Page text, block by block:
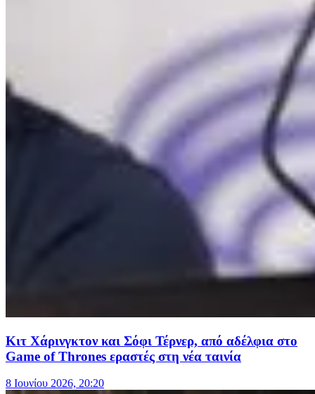
Κιτ Χάρινγκτον και Σόφι Τέρνερ, από αδέλφια στο
Game of Thrones εραστές στη νέα ταινία
8 Ιουνίου 2026, 20:20